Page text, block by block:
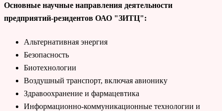
Основные научные направления деятельности
предприятий-резидентов ОАО "ЗИТЦ":
Альтернативная энергия
Безопасность
Биотехнологии
Воздушный транспорт, включая авионику
Здравоохранение и фармацевтика
Информационно-коммуникационные технологии и